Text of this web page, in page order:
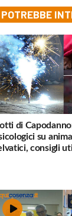
POTREBBE
di
su
consigli